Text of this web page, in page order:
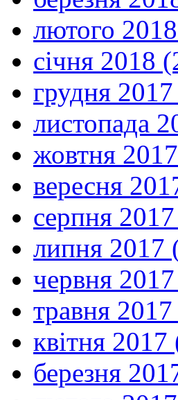
лютого
січня 2018
грудня
листопада
жовтня
вересня
серпня
липня 2017
червня
травня
квітня 2017
березня